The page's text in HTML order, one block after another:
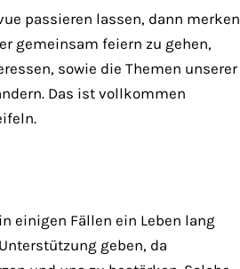
passieren lassen, dann merken
gemeinsam feiern zu gehen,
sowie die Themen unserer
Das ist vollkommen
einigen Fällen ein Leben lang
geben, da